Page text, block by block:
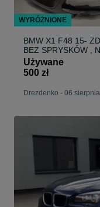
BMW X1 F48 15-
BEZ SPRYSKÓW ,
AUKCJI NZ1589
Używane
500 zł
Drezdenko - 06
WYRÓŻNIONE